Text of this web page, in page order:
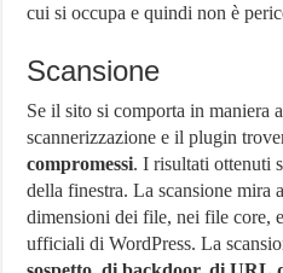
cui si occupa e quindi non è
Scansione
Se il sito si comporta in maniera
scannerizzazione e il plugin
compromessi. I risultati ottenuti
della finestra. La scansione mira
dimensioni dei file, nei file core,
ufficiali di WordPress. La